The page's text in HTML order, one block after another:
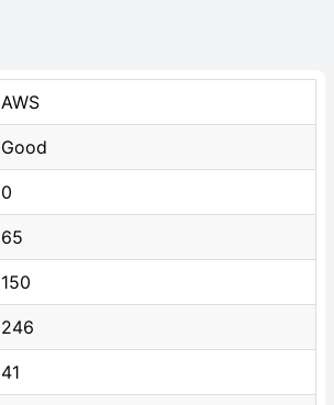
AWS
Good
0
65
150
246
41